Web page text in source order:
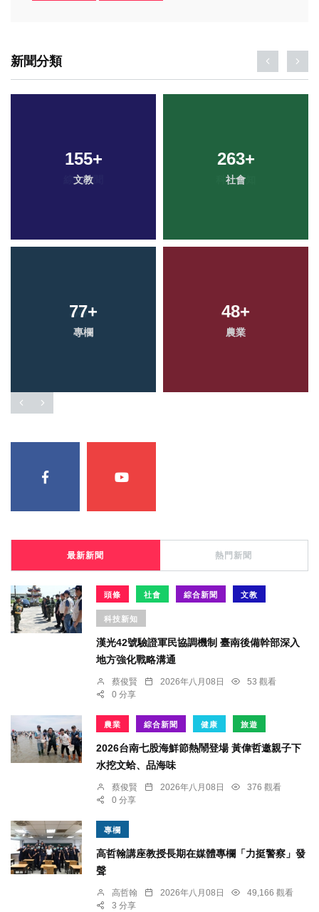
新聞分類
155+
文教
263+
社會
77+
專欄
48+
農業
最新新聞 熱門新聞
頭條 社會 綜合新聞 文教
科技新知
漢光42號驗證軍民協調機制 臺南後備幹部深入
地方強化戰略溝通
蔡俊賢 2026年八月08日
53 觀看
0 分享
農業 綜合新聞 健康 旅遊
2026台南七股海鮮節熱鬧登場 黃偉哲邀親子下
水挖文蛤、品海味
蔡俊賢 2026年八月08日
376 觀看
0 分享
專欄
高哲翰講座教授長期在媒體專欄「力挺警察」發
聲
高哲翰 2026年八月08日
49,166 觀看
3 分享